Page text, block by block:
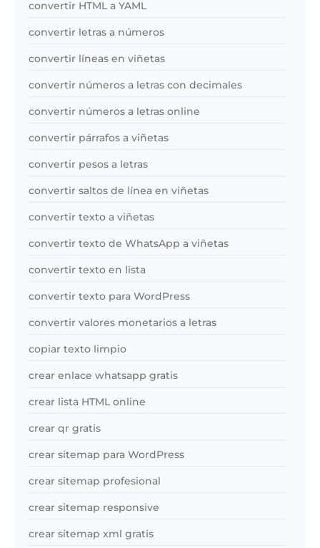
convertir HTML a YAML
convertir letras a números
convertir líneas en viñetas
convertir números a letras con decimales
convertir números a letras online
convertir párrafos a viñetas
convertir pesos a letras
convertir saltos de línea en viñetas
convertir texto a viñetas
convertir texto de WhatsApp a viñetas
convertir texto en lista
convertir texto para WordPress
convertir valores monetarios a letras
copiar texto limpio
crear enlace whatsapp gratis
crear lista HTML online
crear qr gratis
crear sitemap para WordPress
crear sitemap profesional
crear sitemap responsive
crear sitemap xml gratis